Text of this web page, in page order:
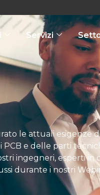
Servizi
le attuali esigenze
e delle parti
ingegneri, esperti in
durante i nostri